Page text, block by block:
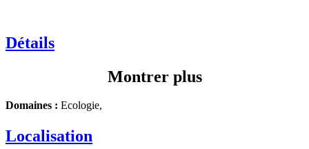
Détails
Montrer plus
Domaines : Ecologie,
Localisation